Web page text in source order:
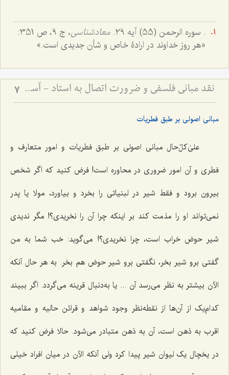
. سوره الرحمن (55) آیه 29. معادشناسی، ج 9، ص 351:
«هر روز خداوند در ارادۀ خاص و شأن جدیدى است.»
نقد مبانی فلسفی و ضرورت اتصال به استاد - آسیب‌شناسی دروس خشک و لزوم پیوند علم با عمل 7
مبانى اصولى بر طبق فطریات
علیٰ‌کلّ‌حال مبانى اصولى بر طبق فطریات و امور متعارف و
فطرى و آن امور ضرورى در محاوره است! فرض کنید که اگر شخص
بیرون برود و فقط شیر در لبنیاتى را بخرد و بیاورد، مولا یا پدر
نمى‌تواند او را مذمت کند بر اینکه چرا آن را نخریدى؟! مگر ندیدى
شیر حوض خراب است، چرا نخریدى؟! می‌گوید: خب شما به من
گفتى برو شیر بخر، نگفتى برو شیر حوض هم بخر. به هر حال آنکه
الآن بیشتر به نظر مى‌رسد آن ... یا به‌دنبال قرینه مى‌گردد. اگر ببیند
کدام‌یک از آن‌ها از نقطه‌نظر وجود شواهد و قرائن حالیه و مقامیه
اقرب به ذهن است، آن به ذهن متبادر مى‌شود. حالا فرض کنید که
در یخچال یک لیوان شیر پیدا کرد ولى آنکه الآن در میان افراد خیلى